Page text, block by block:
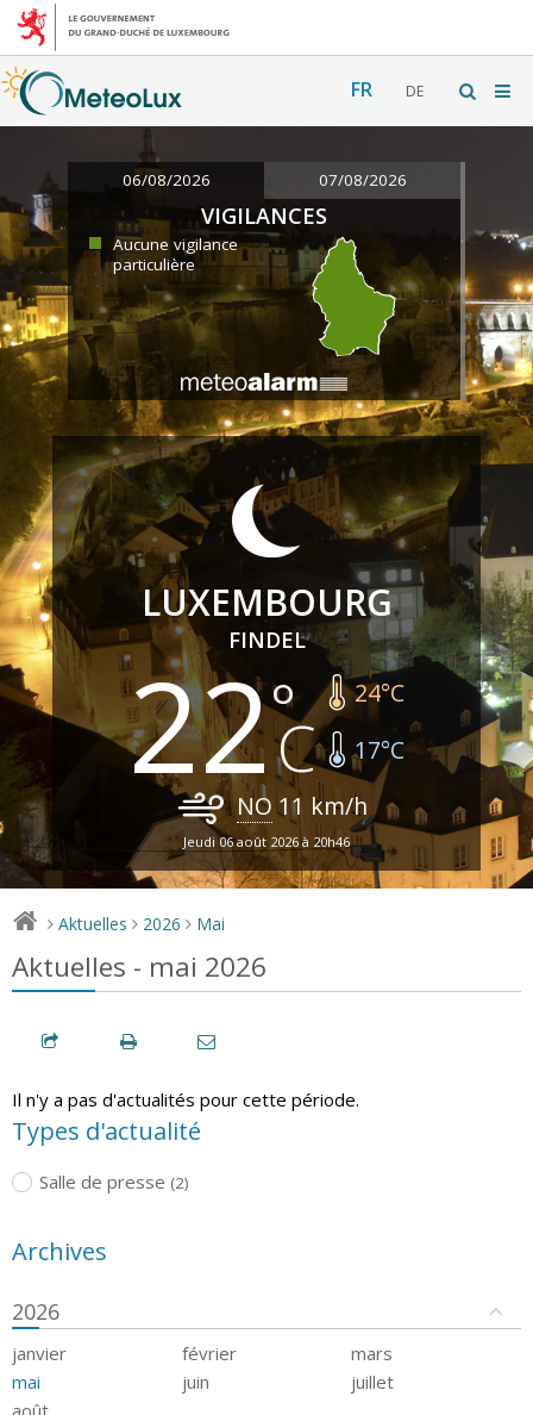
FR DE
06/08/2026 07/08/2026
VIGILANCES
Aucune vigilance
particulière
LUXEMBOURG
FINDEL
22 24°C
17°C
NO 11 km/h
Jeudi 06 août 2026 à 20h46
> Aktuelles > 2026 > Mai
Aktuelles - mai 2026
Il n'y a pas d'actualités pour cette période.
Types d'actualité
Salle de presse (2)
Archives
2026
janvier février
mars
mai
juin
juillet
août